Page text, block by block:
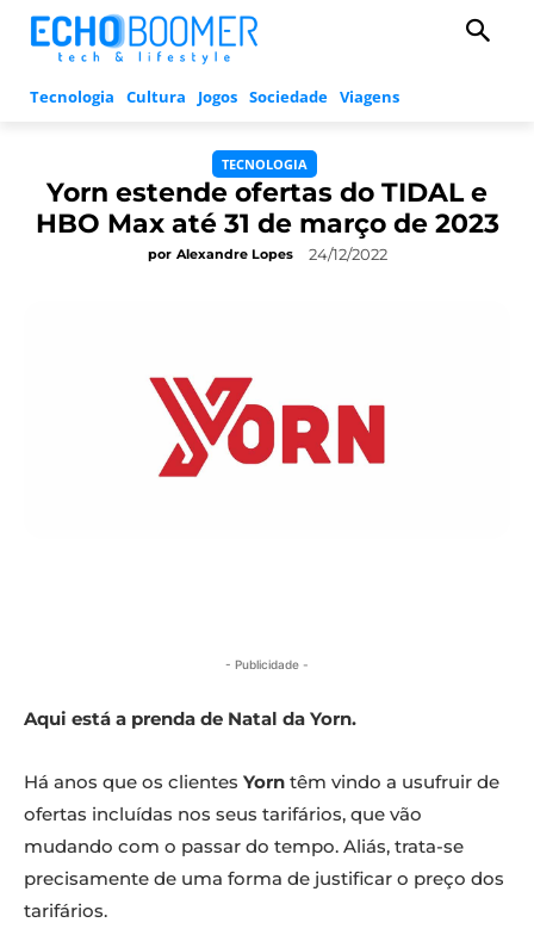
Tecnologia Cultura Jogos Sociedade Viagens
TECNOLOGIA
Yorn estende ofertas do TIDAL e
HBO Max até 31 de março de 2023
por Alexandre Lopes 24/12/2022
- Publicidade -
Aqui está a prenda de Natal da Yorn.
Há anos que os clientes Yorn têm vindo a usufruir de
ofertas incluídas nos seus tarifários, que vão
mudando com o passar do tempo. Aliás, trata-se
precisamente de uma forma de justificar o preço dos
tarifários.